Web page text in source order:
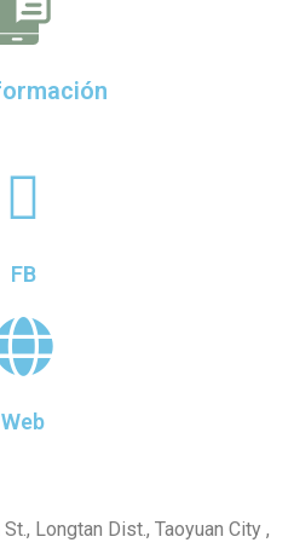
Longtan Dist., Taoyuan City ,
Web
FB